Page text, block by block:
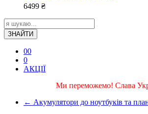
6499 ₴
ЗНАЙТИ
00
0
АКЦІЇ
Ми переможемо! Слава
← Акумулятори до ноутбуків та